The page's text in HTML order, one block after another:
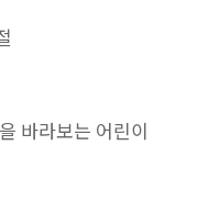
바라보는 어린이